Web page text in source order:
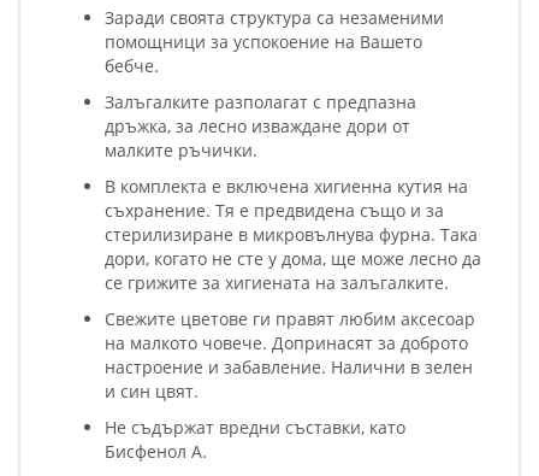
Заради своята структура са незаменими
помощници за успокоение на Вашето
бебче.
Залъгалките разполагат с предпазна
дръжка, за лесно изваждане дори от
малките ръчички.
В комплекта е включена хигиенна кутия на
съхранение. Тя е предвидена също и за
стерилизиране в микровълнува фурна. Така
дори, когато не сте у дома, ще може лесно да
се грижите за хигиената на залъгалките.
Свежите цветове ги правят любим аксесоар
на малкото човече. Допринасят за доброто
настроение и забавление. Налични в зелен
и син цвят.
Не съдържат вредни съставки, като
Бисфенол А.